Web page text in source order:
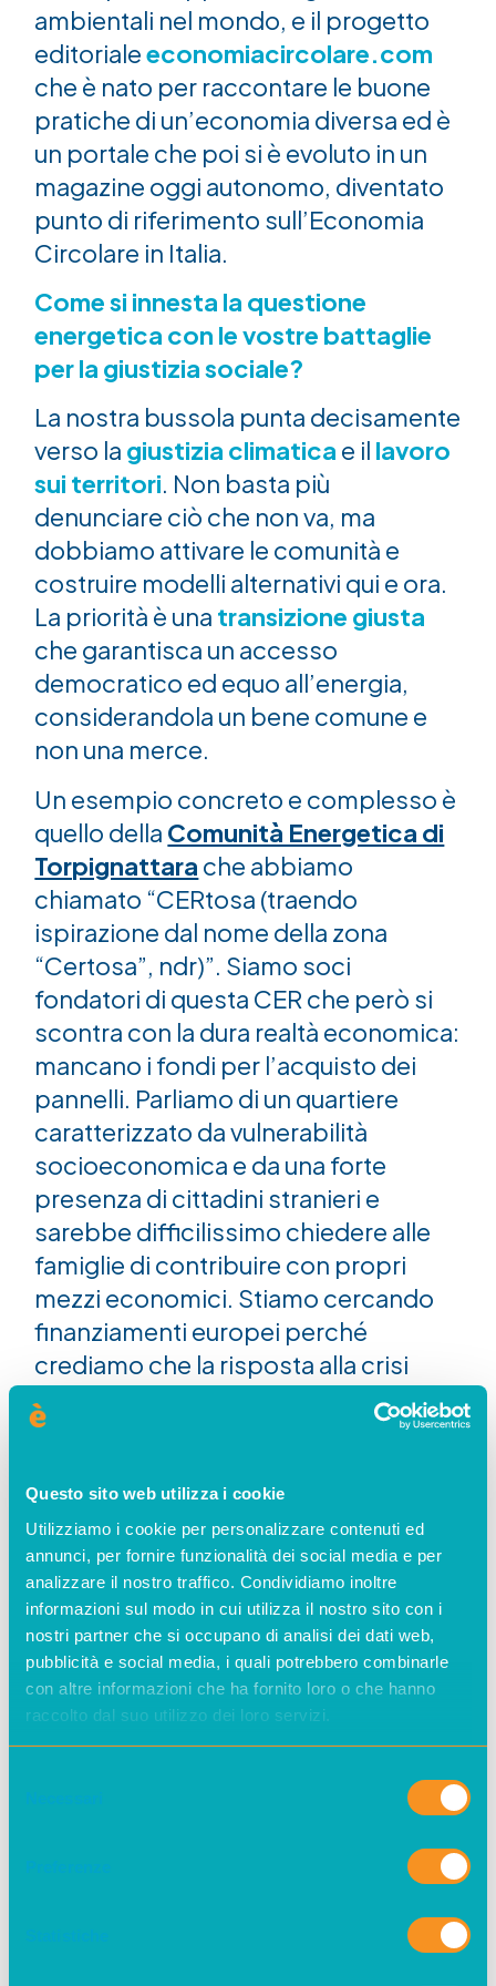
Questo sito web utilizza i cookie
Utilizziamo i cookie per personalizzare contenuti ed
annunci, per fornire funzionalità dei social media e per
analizzare il nostro traffico. Condividiamo inoltre
informazioni sul modo in cui utilizza il nostro sito con i
nostri partner che si occupano di analisi dei dati web,
pubblicità e social media, i quali potrebbero combinarle
con altre informazioni che ha fornito loro o che hanno
raccolto dal suo utilizzo dei loro servizi.
ambientali nel mondo, e il progetto
editorialeeconomiacircolare.com
che è nato per raccontare le buone
pratiche di un’economia diversa ed è
un portale che poi si è evoluto in un
magazine oggi autonomo, diventato
punto di riferimento sull’Economia
Circolare in Italia.
Come si innesta la questione
energetica con le vostre battaglie
per la giustizia sociale?
La nostra bussola punta decisamente
verso la giustizia climatica e il lavoro
sui territori. Non basta più
denunciare ciò che non va, ma
dobbiamo attivare le comunità e
costruire modelli alternativi qui e ora.
La priorità è una transizione giusta
che garantisca un accesso
democratico ed equo all’energia,
considerandola un bene comune e
non una merce.
Un esempio concreto e complesso è
quello della Comunità Energetica di
Torpignattara che abbiamo
chiamato “CERtosa (traendo
ispirazione dal nome della zona
“Certosa”, ndr)”. Siamo soci
fondatori di questa CER che però si
scontra con la dura realtà economica:
mancano i fondi per l’acquisto dei
pannelli. Parliamo di un quartiere
caratterizzato da vulnerabilità
socioeconomica e da una forte
presenza di cittadini stranieri e
sarebbe difficilissimo chiedere alle
famiglie di contribuire con propri
mezzi economici. Stiamo cercando
finanziamenti europei perché
crediamo che la risposta alla crisi
climatica debba partire proprio dalle
zone a forte incidenza di povertà
da consumatori passivi a protagonisti
della transizione.
Come mai, “A Sud” ha scelto di
essere socia e in fornitura con
ènostra?
“A Sud” è socia di ènostra perché
crediamo che la transizione
solo di acquistare “elettroni verdi”: il
mercato è pieno di offerte che, però,
modello di profitto sottostante o i